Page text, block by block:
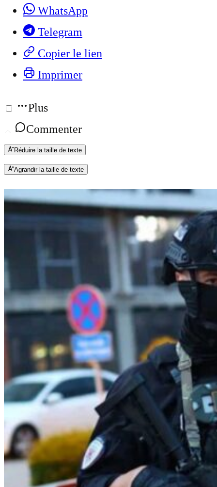
WhatsApp
Telegram
Copier le lien
Imprimer
Plus
Commenter
Réduire la taille de texte
Agrandir la taille de texte